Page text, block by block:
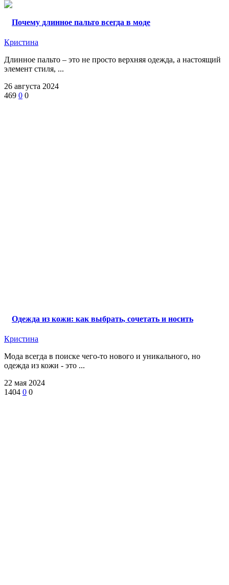
Почему длинное пальто всегда в моде
Кристина
Длинное пальто – это не просто верхняя одежда, а настоящий
элемент стиля, ...
26 августа 2024
469 0 0
Одежда из кожи: как выбрать, сочетать и носить
Кристина
Мода всегда в поиске чего-то нового и уникального, но
одежда из кожи - это ...
22 мая 2024
1404 0 0